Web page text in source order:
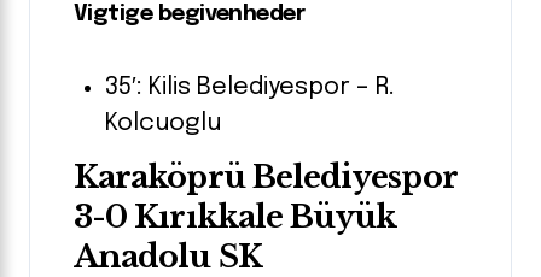
Vigtige begivenheder
35′: Kilis Belediyespor – R.
Kolcuoglu
Karaköprü Belediyespor
3-0 Kırıkkale Büyük
Anadolu SK